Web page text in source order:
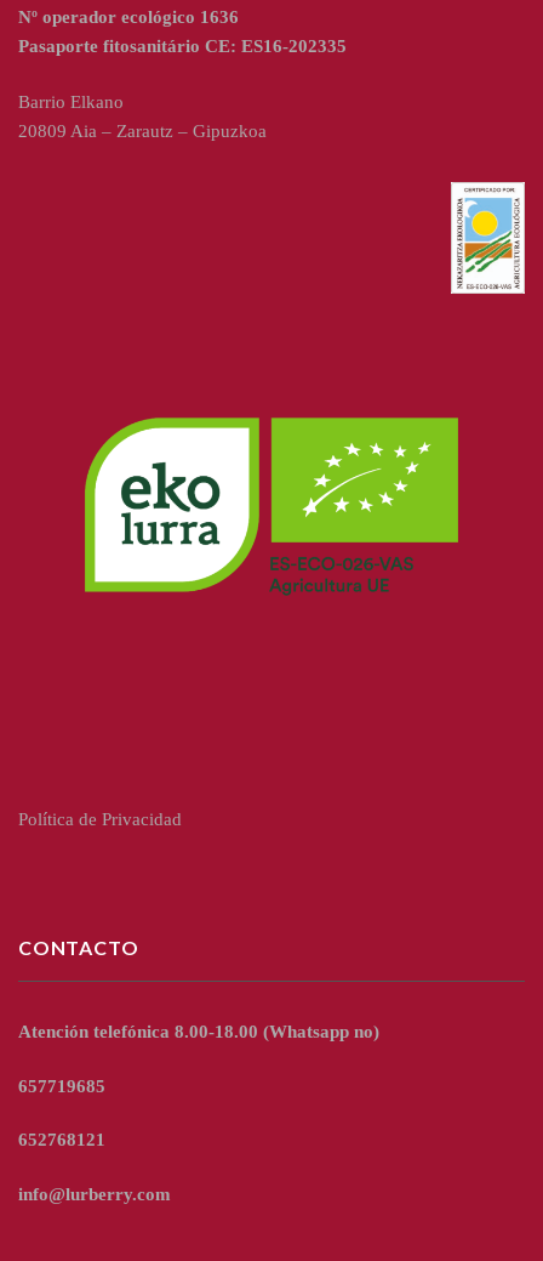
Nº operador ecológico 1636
Pasaporte fitosanitário CE: ES16-202335
Barrio Elkano
20809 Aia – Zarautz – Gipuzkoa
Política de Privacidad
CONTACTO
Atención telefónica 8.00-18.00 (Whatsapp no)
657719685
652768121
info@lurberry.com